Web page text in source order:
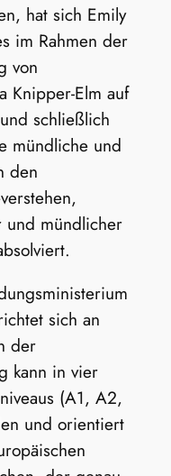
hat sich Emily
im Rahmen der
von
Knipper-Elm auf
schließlich
mündliche und
den
und mündlicher
sich an
der
kann in vier
(A1, A2,
und orientiert